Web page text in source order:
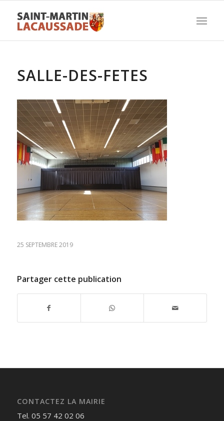
SALLE-DES-FETES
25 SEPTEMBRE 2019
Partager cette publication
CONTACTEZ LA MAIRIE
Tel. 05 57 42 02 06